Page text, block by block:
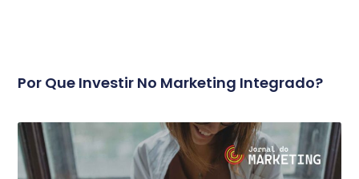
Por Que Investir No Marketing Integrado?